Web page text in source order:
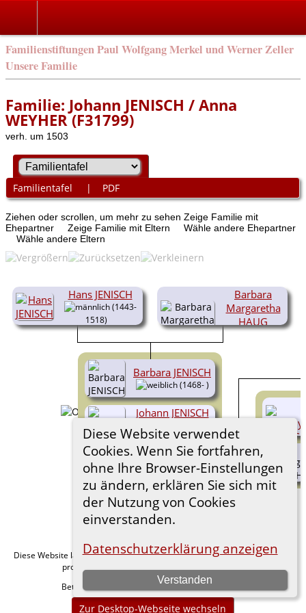
Familienstiftungen Paul Wolfgang Merkel und Werner Zeller
Unsere Familie
Diese Website verwendet
Cookies. Wenn Sie fortfahren,
ohne Ihre Browser-Einstellungen
zu ändern, erklären Sie sich mit
der Nutzung von Cookies
einverstanden.
Datenschutzerklärung anzeigen
Verstanden
Familie: Johann JENISCH / Anna
WEYHER (F31799)
verh. um 1503
Familientafel | PDF
Ziehen oder scrollen, um mehr zu sehen Zeige Familie mit
Ehepartner
Zeige Familie mit Eltern
Wähle andere Ehepartner
Wähle andere Eltern
Hans JENISCH
(1443-
1518)
Barbara
Margaretha
HAUG
Barbara JENISCH
(1468- )
Magdalena
JENISCH
(1471-
Johann JENISCH
1533)
Diese Website läuft mitThe Next Generation of Genealogy Sitebuildingv. 15.0.1,
programmiert von Darrin Lythgoe © 2001-2026.
Betreut von
. |Datenschutzerklärung
Zur Desktop-Webseite wechseln